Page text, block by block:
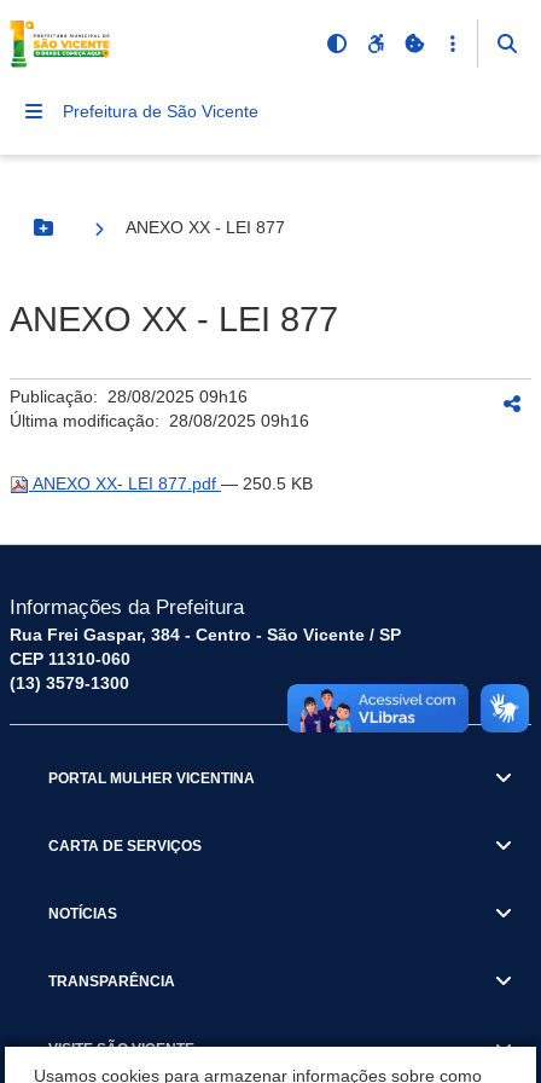
Prefeitura de São Vicente
Botão Menu
ANEXO XX - LEI 877
ANEXO XX - LEI 877
Publicação: 28/08/2025 09h16
Última modificação: 28/08/2025 09h16
ANEXO XX- LEI 877.pdf — 250.5 KB
Informações da Prefeitura
Rua Frei Gaspar, 384 - Centro - São Vicente / SP
CEP 11310-060
(13) 3579-1300
PORTAL MULHER VICENTINA
CARTA DE SERVIÇOS
NOTÍCIAS
TRANSPARÊNCIA
VISITE SÃO VICENTE
Usamos cookies para armazenar informações sobre como